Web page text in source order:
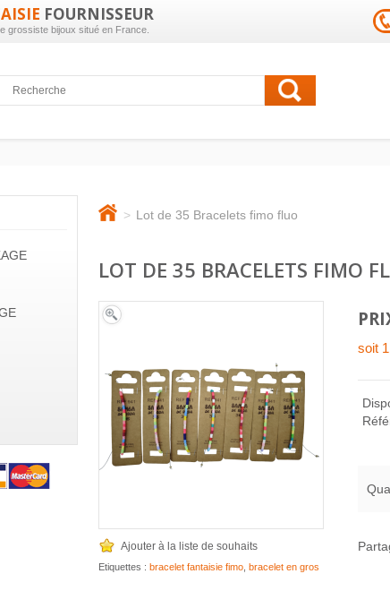
FOURNISSEUR
grossiste bijoux situé en France.
> Lot de 35 Bracelets fimo fluo
LOT DE 35 BRACELETS FIMO
Ajouter à la liste de souhaits
Etiquettes : bracelet fantaisie fimo bracelet en gros
soit